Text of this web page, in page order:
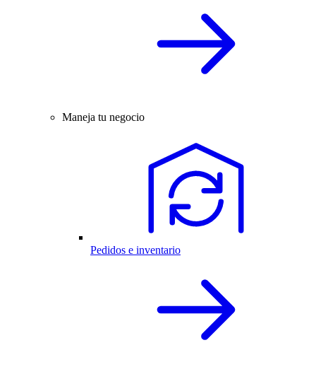
Maneja tu negocio
Pedidos e inventario